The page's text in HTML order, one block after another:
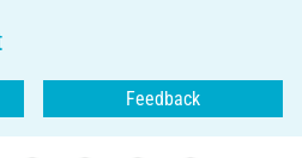
Feedback